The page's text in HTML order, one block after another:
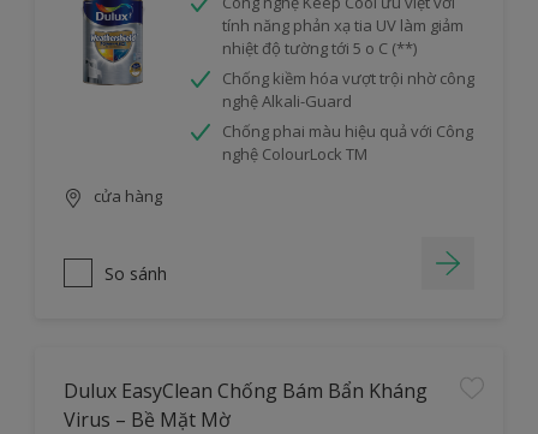
tính năng phản xạ tia UV làm giảm
nhiệt độ tường tới 5 o C (**)
Chống kiềm hóa vượt trội nhờ công
nghệ Alkali-Guard
Chống phai màu hiệu quả với Công
nghệ ColourLock TM
cửa hàng
So sánh
Dulux EasyClean Chống Bám Bẩn Kháng
Virus – Bề Mặt Mờ